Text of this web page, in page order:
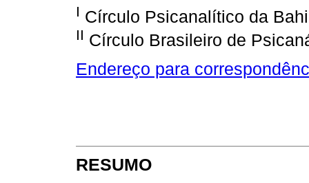
I Círculo Psicanalítico da
II Círculo Brasileiro de
Endereço para
RESUMO